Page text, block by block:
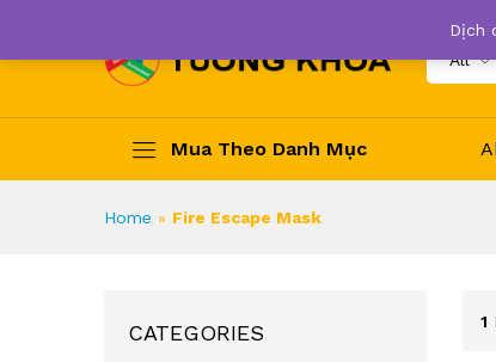
All
Mua Theo Danh Mục
Home » Fire Escape Mask
1
CATEGORIES
Dịch